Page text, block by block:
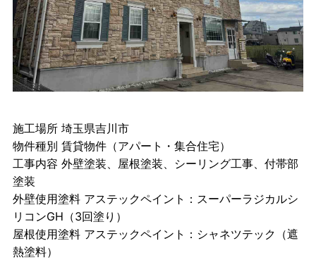
施工場所 埼玉県吉川市
物件種別 賃貸物件（アパート・集合住宅）
工事内容 外壁塗装、屋根塗装、シーリング工事、付帯部
塗装
外壁使用塗料 アステックペイント：スーパーラジカルシ
リコンGH（3回塗り）
屋根使用塗料 アステックペイント：シャネツテック（遮
熱塗料）